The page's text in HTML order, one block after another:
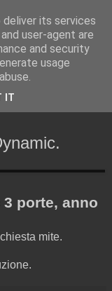
porte, anno
mite.
its services
user-agent are
and security
usage
IT